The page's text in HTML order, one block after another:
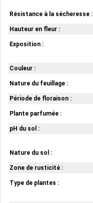
Résistance à la sécheresse :
Hauteur en fleur :
Exposition :
Couleur :
Nature du feuillage :
Période de floraison :
Plante parfumée :
pH du sol :
Nature du sol :
Zone de rusticité :
Type de plantes :